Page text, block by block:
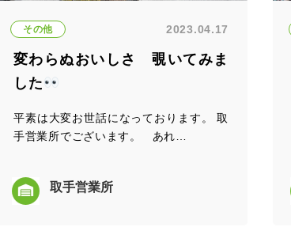
その他 2023.04.17
変わらぬおいしさ 覗いてみま
した
平素は大変お世話になっております。 取
手営業所でございます。 あれ…
取手営業所